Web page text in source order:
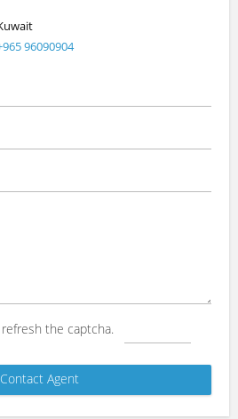
96090904